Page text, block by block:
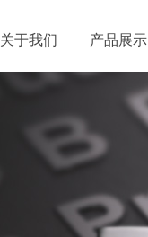
关于我们 产品展示